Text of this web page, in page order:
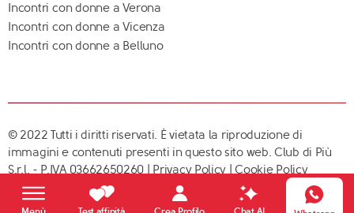
Incontri con donne a Verona
Incontri con donne a Vicenza
Incontri con donne a Belluno
© 2022 Tutti i diritti riservati. È vietata la riproduzione di
immagini e contenuti presenti in questo sito web. Club di Più
S.r.l. - P.IVA 03662650260 | Privacy Policy |Cookie Policy